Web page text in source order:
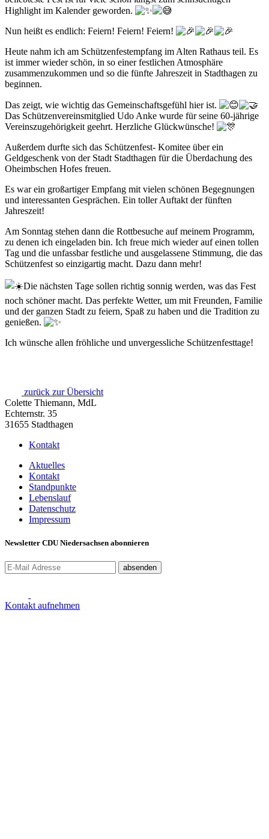
Highlight im Kalender geworden.
Nun heißt es endlich: Feiern! Feiern! Feiern!
Heute nahm ich am Schützenfestempfang im Alten Rathaus teil. Es
ist immer wieder schön, in so einer festlichen Atmosphäre
zusammenzukommen und so die fünfte Jahreszeit in Stadthagen zu
beginnen.
Das zeigt, wie wichtig das Gemeinschaftsgefühl hier ist.
Das Schützenvereinsmitglied Udo Anke wurde für seine 60-jährige
Vereinszugehörigkeit geehrt. Herzliche Glückwünsche!
Außerdem durfte sich das Schützenfest- Komitee über ein
Geldgeschenk von der Stadt Stadthagen für die Überdachung des
Oheimbschen Hofes freuen.
Es war ein großartiger Empfang mit vielen schönen Begegnungen
und interessanten Gesprächen. Ein toller Auftakt der fünften
Jahreszeit!
Am Sonntag stehen dann die Rottbesuche auf meinem Programm,
zu denen ich eingeladen bin. Ich freue mich wieder auf einen tollen
Tag und die unfassbar festliche und ausgelassene Stimmung, die das
Schützenfest so einzigartig macht. Dazu dann mehr!
Die nächsten Tage sollen richtig sonnig werden, was das Fest
noch schöner macht. Das perfekte Wetter, um mit Freunden, Familie
und der ganzen Stadt zu feiern, Spaß zu haben und die Tradition zu
genießen.
Ich wünsche allen fröhliche und unvergessliche Schützenfesttage!
zurück zur Übersicht
Colette Thiemann, MdL
Echternstr. 35
31655 Stadthagen
Kontakt
Aktuelles
Kontakt
Standpunkte
Lebenslauf
Datenschutz
Impressum
Newsletter CDU Niedersachsen abonnieren
absenden
Kontakt aufnehmen